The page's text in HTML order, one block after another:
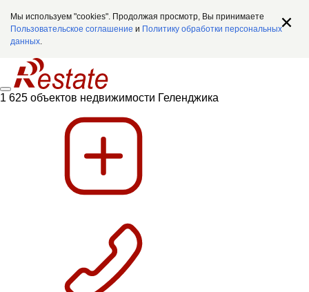
Мы используем "cookies". Продолжая просмотр, Вы принимаете
Пользовательское соглашение и Политику обработки персональных
данных.
1 625 объектов недвижимости Геленджика